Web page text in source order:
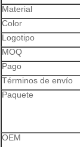
Material
Color
Logotipo
MOQ
Pago
Términos de envío
Paquete
OEM